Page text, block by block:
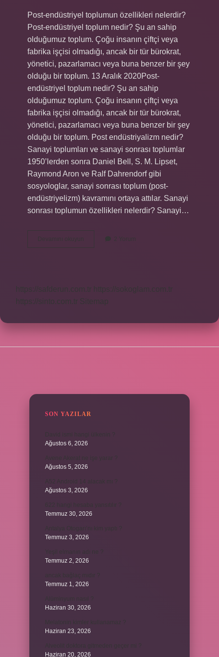
Post-endüstriyel toplumun özellikleri nelerdir?
Post-endüstriyel toplum nedir? Şu an sahip
olduğumuz toplum. Çoğu insanın çiftçi veya
fabrika işçisi olmadığı, ancak bir tür bürokrat,
yönetici, pazarlamacı veya buna benzer bir şey
olduğu bir toplum. 13 Aralık 2020Post-
endüstriyel toplum nedir? Şu an sahip
olduğumuz toplum. Çoğu insanın çiftçi veya
fabrika işçisi olmadığı, ancak bir tür bürokrat,
yönetici, pazarlamacı veya buna benzer bir şey
olduğu bir toplum. Post endüstriyalizm nedir?
Sanayi toplumları ve sanayi sonrası toplumlar
1950’lerden sonra Daniel Bell, S. M. Lipset,
Raymond Aron ve Ralf Dahrendorf gibi
sosyologlar, sanayi sonrası toplum (post-
endüstriyelizm) kavramını ortaya attılar. Sanayi
sonrası toplumun özellikleri nelerdir? Sanayi…
Devamını okuyun
Endüstriyel
2 Yorum
https://safderun.com.tr
https://sokoglam.com.tr
https://sinto.com.tr Sitemap
SON YAZILAR
Ağustos 6, 2026
Ağustos 5, 2026
Ağustos 3, 2026
Temmuz 30, 2026
Temmuz 3, 2026
Temmuz 2, 2026
Temmuz 1, 2026
Haziran 30, 2026
Haziran 23, 2026
Haziran 20, 2026